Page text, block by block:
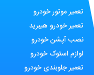
تعمیر موتور خودرو
تعمیر خودرو هیبرید
نصب آپشن خودرو
لوازم استوک خودرو
تعمیر جلوبندی خودرو